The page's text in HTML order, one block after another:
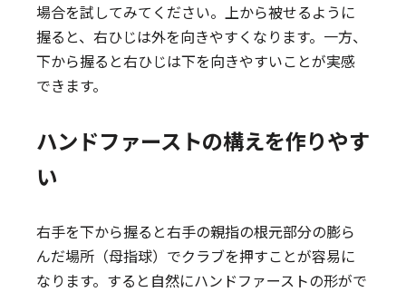
場合を試してみてください。上から被せるように
握ると、右ひじは外を向きやすくなります。一方、
下から握ると右ひじは下を向きやすいことが実感
できます。
ハンドファーストの構えを作りやす
い
右手を下から握ると右手の親指の根元部分の膨ら
んだ場所（母指球）でクラブを押すことが容易に
なります。すると自然にハンドファーストの形がで